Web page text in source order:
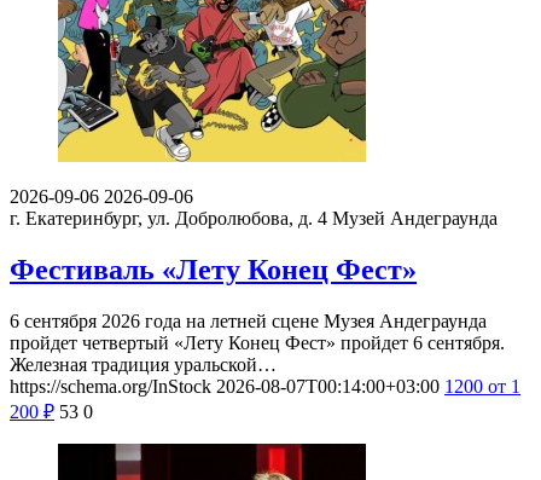
2026-09-06 2026-09-06
г. Екатеринбург, ул. Добролюбова, д. 4 Музей Андеграунда
Фестиваль «Лету Конец Фест»
6 сентября 2026 года на летней сцене Музея Андеграунда
пройдет четвертый «Лету Конец Фест» пройдет 6 сентября.
Железная традиция уральской…
https://schema.org/InStock 2026-08-07T00:14:00+03:00 1200 от 1
200 ₽ 53 0